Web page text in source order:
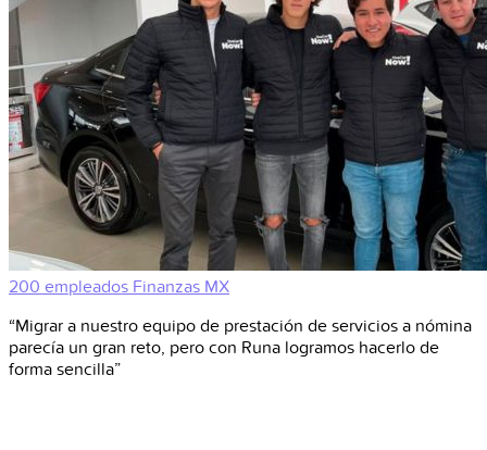
200 empleados Finanzas MX
“Migrar a nuestro equipo de prestación de servicios a nómina
parecía un gran reto, pero con Runa logramos hacerlo de
forma sencilla”